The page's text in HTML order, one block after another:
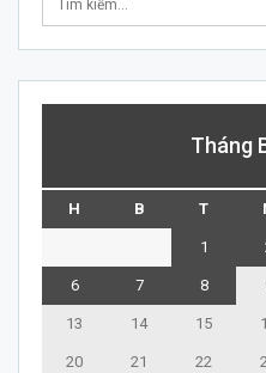
Tháng
H B T
1
6 7 8
13 14 15
20 21 22